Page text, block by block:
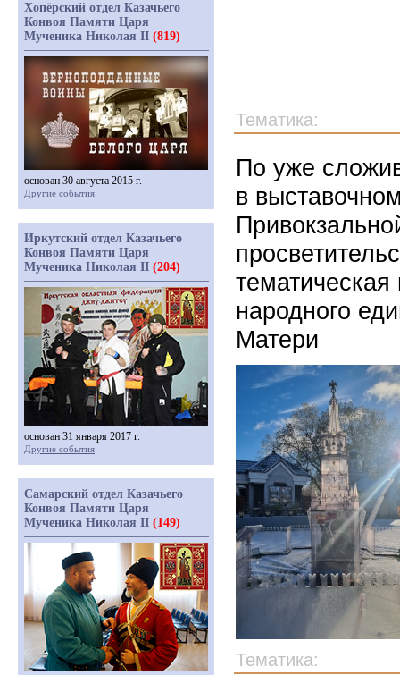
Тематика:
По уже
в
народного
Матери
Тематика:
Хопёрский отдел Казачьего
Конвоя Памяти Царя
Мученика Николая II (819)
основан 30 августа 2015 г.
Другие события
Иркутский отдел Казачьего
Конвоя Памяти Царя
Мученика Николая II (204)
основан 31 января 2017 г.
Другие события
Самарский отдел Казачьего
Конвоя Памяти Царя
Мученика Николая II (149)